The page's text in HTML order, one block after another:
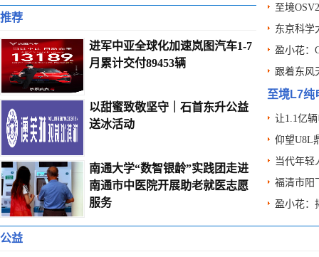
荐官，
推荐
进军中亚全球化加速岚图汽车1-7
月累计交付89453辆
以甜蜜致敬坚守｜石首东升公益
送冰活动
南通大学“数智银龄”实践团走进
南通市中医院开展助老就医志愿
服务
至境
东京科学
盈小花：
跟着东风
至境L7纯
让1.1亿
仰望U8L
当代年轻
福清市阳
盈小花：
本田第一
公益